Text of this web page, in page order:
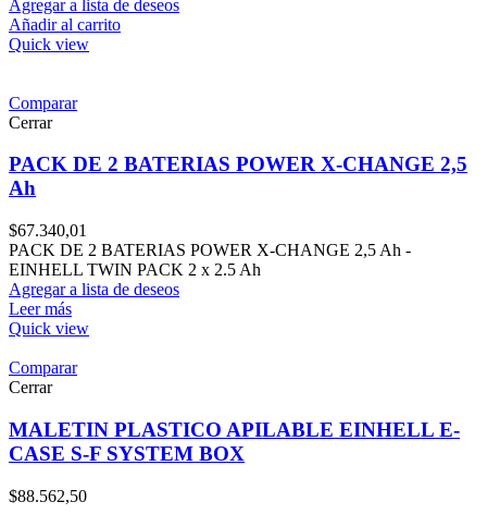
Agregar a lista de deseos
Añadir al carrito
Quick view
Comparar
Cerrar
PACK DE 2 BATERIAS POWER X-CHANGE 2,5
Ah
$67.340,01
PACK DE 2 BATERIAS POWER X-CHANGE 2,5 Ah -
EINHELL TWIN PACK 2 x 2.5 Ah
Agregar a lista de deseos
Leer más
Quick view
Comparar
Cerrar
MALETIN PLASTICO APILABLE EINHELL E-
CASE S-F SYSTEM BOX
$88.562,50